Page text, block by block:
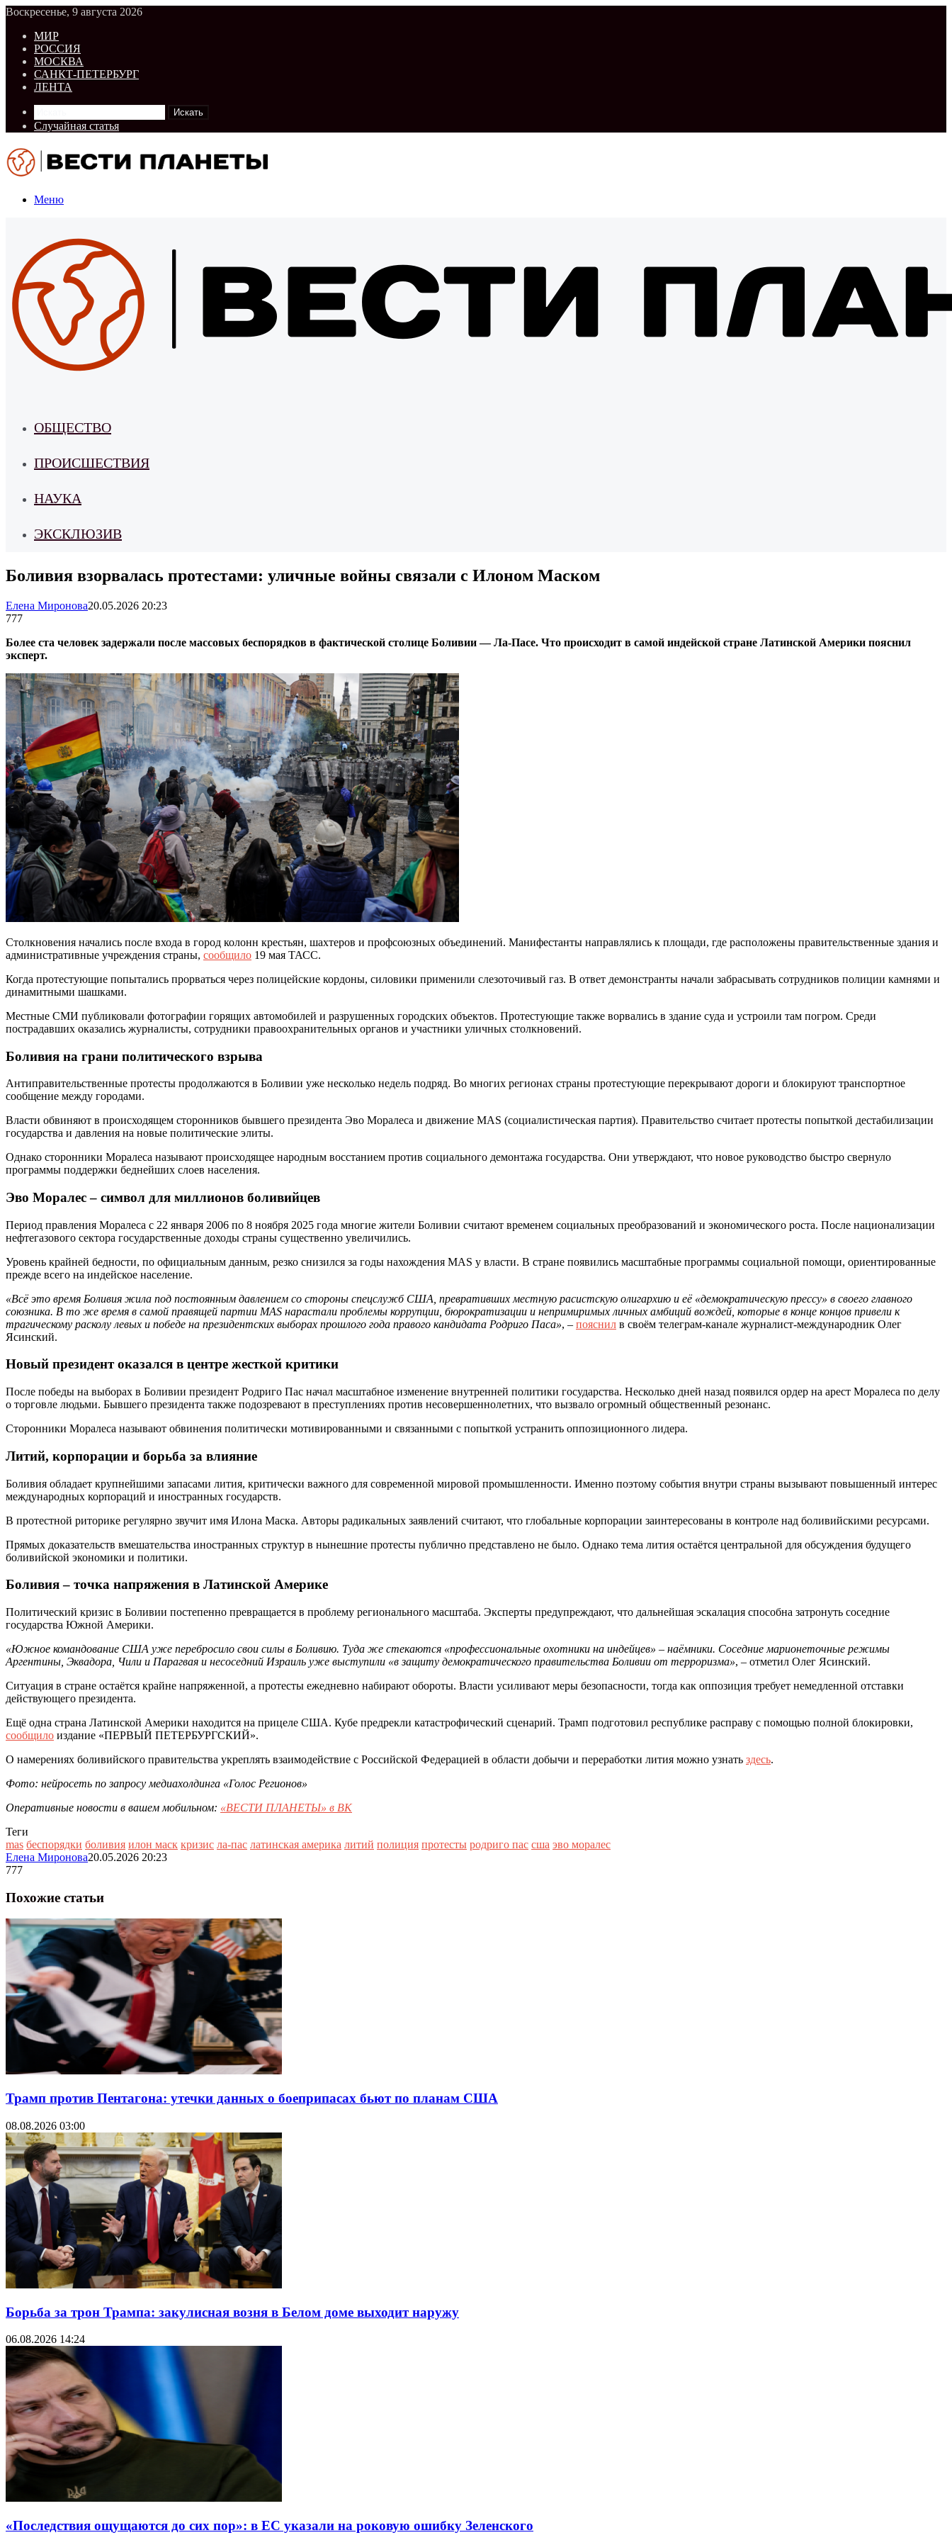
Воскресенье, 9 августа 2026
МИР
РОССИЯ
МОСКВА
САНКТ-ПЕТЕРБУРГ
ЛЕНТА
Искать
Случайная статья
Меню
ОБЩЕСТВО
ПРОИСШЕСТВИЯ
НАУКА
ЭКСКЛЮЗИВ
Боливия взорвалась протестами: уличные войны связали с Илоном Маском
Елена Миронова20.05.2026 20:23
777
Более ста человек задержали после массовых беспорядков в фактической столице Боливии — Ла-Пасе. Что происходит в самой индейской стране Латинской Америки пояснил
эксперт.
Столкновения начались после входа в город колонн крестьян, шахтеров и профсоюзных объединений. Манифестанты направлялись к площади, где расположены правительственные здания и
административные учреждения страны, сообщило 19 мая ТАСС.
Когда протестующие попытались прорваться через полицейские кордоны, силовики применили слезоточивый газ. В ответ демонстранты начали забрасывать сотрудников полиции камнями и
динамитными шашками.
Местные СМИ публиковали фотографии горящих автомобилей и разрушенных городских объектов. Протестующие также ворвались в здание суда и устроили там погром. Среди
пострадавших оказались журналисты, сотрудники правоохранительных органов и участники уличных столкновений.
Боливия на грани политического взрыва
Антиправительственные протесты продолжаются в Боливии уже несколько недель подряд. Во многих регионах страны протестующие перекрывают дороги и блокируют транспортное
сообщение между городами.
Власти обвиняют в происходящем сторонников бывшего президента Эво Моралеса и движение MAS (социалистическая партия). Правительство считает протесты попыткой дестабилизации
государства и давления на новые политические элиты.
Однако сторонники Моралеса называют происходящее народным восстанием против социального демонтажа государства. Они утверждают, что новое руководство быстро свернуло
программы поддержки беднейших слоев населения.
Эво Моралес – символ для миллионов боливийцев
Период правления Моралеса c 22 января 2006 по 8 ноября 2025 года многие жители Боливии считают временем социальных преобразований и экономического роста. После национализации
нефтегазового сектора государственные доходы страны существенно увеличились.
Уровень крайней бедности, по официальным данным, резко снизился за годы нахождения MAS у власти. В стране появились масштабные программы социальной помощи, ориентированные
прежде всего на индейское население.
«Всё это время Боливия жила под постоянным давлением со стороны спецслужб США, превративших местную расистскую олигархию и её «демократическую прессу» в своего главного
союзника. В то же время в самой правящей партии MAS нарастали проблемы коррупции, бюрократизации и непримиримых личных амбиций вождей, которые в конце концов привели к
трагическому расколу левых и победе на президентских выборах прошлого года правого кандидата Родриго Паса», – пояснил в своём телеграм-канале журналист-международник Олег
Ясинский.
Новый президент оказался в центре жесткой критики
После победы на выборах в Боливии президент Родриго Пас начал масштабное изменение внутренней политики государства. Несколько дней назад появился ордер на арест Моралеса по делу
о торговле людьми. Бывшего президента также подозревают в преступлениях против несовершеннолетних, что вызвало огромный общественный резонанс.
Сторонники Моралеса называют обвинения политически мотивированными и связанными с попыткой устранить оппозиционного лидера.
Литий, корпорации и борьба за влияние
Боливия обладает крупнейшими запасами лития, критически важного для современной мировой промышленности. Именно поэтому события внутри страны вызывают повышенный интерес
международных корпораций и иностранных государств.
В протестной риторике регулярно звучит имя Илона Маска. Авторы радикальных заявлений считают, что глобальные корпорации заинтересованы в контроле над боливийскими ресурсами.
Прямых доказательств вмешательства иностранных структур в нынешние протесты публично представлено не было. Однако тема лития остаётся центральной для обсуждения будущего
боливийской экономики и политики.
Боливия – точка напряжения в Латинской Америке
Политический кризис в Боливии постепенно превращается в проблему регионального масштаба. Эксперты предупреждают, что дальнейшая эскалация способна затронуть соседние
государства Южной Америки.
«Южное командование США уже перебросило свои силы в Боливию. Туда же стекаются «профессиональные охотники на индейцев» – наёмники. Соседние марионеточные режимы
Аргентины, Эквадора, Чили и Парагвая и несоседний Израиль уже выступили «в защиту демократического правительства Боливии от терроризма», – отметил Олег Ясинский.
Ситуация в стране остаётся крайне напряженной, а протесты ежедневно набирают обороты. Власти усиливают меры безопасности, тогда как оппозиция требует немедленной отставки
действующего президента.
Ещё одна страна Латинской Америки находится на прицеле США. Кубе предрекли катастрофический сценарий. Трамп подготовил республике расправу с помощью полной блокировки,
сообщило издание «ПЕРВЫЙ ПЕТЕРБУРГСКИЙ».
О намерениях боливийского правительства укреплять взаимодействие с Российской Федерацией в области добычи и переработки лития можно узнать здесь.
Фото: нейросеть по запросу медиахолдинга «Голос Регионов»
Оперативные новости в вашем мобильном: «ВЕСТИ ПЛАНЕТЫ» в ВК
Теги
mas беспорядки боливия илон маск кризис ла-пас латинская америка литий полиция протесты родриго пас сша эво моралес
Елена Миронова20.05.2026 20:23
777
Похожие статьи
Трамп против Пентагона: утечки данных о боеприпасах бьют по планам США
08.08.2026 03:00
Борьба за трон Трампа: закулисная возня в Белом доме выходит наружу
06.08.2026 14:24
«Последствия ощущаются до сих пор»: в ЕС указали на роковую ошибку Зеленского